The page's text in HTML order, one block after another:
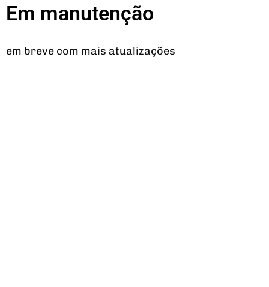
Em manutenção
em breve com mais atualizações